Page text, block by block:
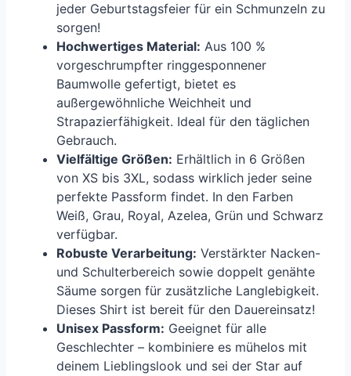
jeder Geburtstagsfeier für ein Schmunzeln zu
sorgen!
Hochwertiges Material: Aus 100 %
vorgeschrumpfter ringgesponnener
Baumwolle gefertigt, bietet es
außergewöhnliche Weichheit und
Strapazierfähigkeit. Ideal für den täglichen
Gebrauch.
Vielfältige Größen: Erhältlich in 6 Größen
von XS bis 3XL, sodass wirklich jeder seine
perfekte Passform findet. In den Farben
Weiß, Grau, Royal, Azelea, Grün und Schwarz
verfügbar.
Robuste Verarbeitung: Verstärkter Nacken-
und Schulterbereich sowie doppelt genähte
Säume sorgen für zusätzliche Langlebigkeit.
Dieses Shirt ist bereit für den Dauereinsatz!
Unisex Passform: Geeignet für alle
Geschlechter – kombiniere es mühelos mit
deinem Lieblingslook und sei der Star auf